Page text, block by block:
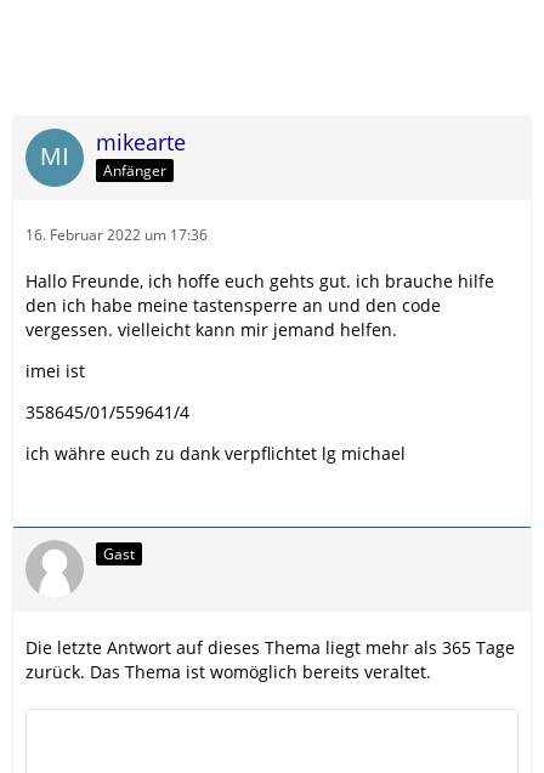
mikearte
Anfänger
16. Februar 2022 um 17:36
Hallo Freunde, ich hoffe euch gehts gut. ich brauche hilfe
den ich habe meine tastensperre an und den code
vergessen. vielleicht kann mir jemand helfen.
imei ist
358645/01/559641/4
ich währe euch zu dank verpflichtet lg michael
Gast
Die letzte Antwort auf dieses Thema liegt mehr als 365 Tage
zurück. Das Thema ist womöglich bereits veraltet.